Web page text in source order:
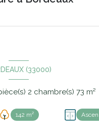
(33000)
Appartement 3 pièce(s) 2 chambre(s) 73 m²
142 m²